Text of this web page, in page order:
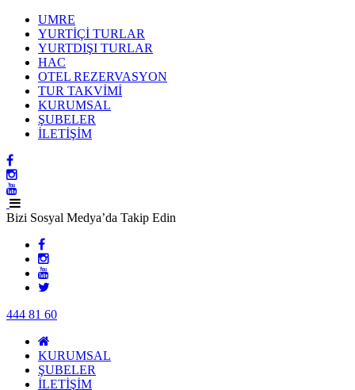
UMRE
YURTİÇİ TURLAR
YURTDIŞI TURLAR
HAC
OTEL REZERVASYON
TUR TAKVİMİ
KURUMSAL
ŞUBELER
İLETİŞİM
Bizi Sosyal Medya’da Takip Edin
444 81 60
KURUMSAL
ŞUBELER
İLETİŞİM